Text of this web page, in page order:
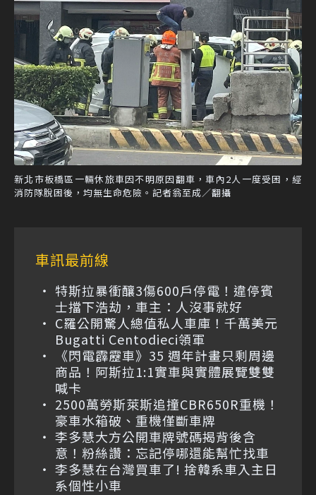
新北市板橋區一輛休旅車因不明原因翻車，車內2人一度受困，經
消防隊脫困後，均無生命危險。記者翁至成／翻攝
車訊最前線
特斯拉暴衝釀3傷600戶停電！違停賓
士擋下浩劫，車主：人沒事就好
C羅公開驚人總值私人車庫！千萬美元
Bugatti Centodieci領軍
《閃電霹靂車》35 週年計畫只剩周邊
商品！阿斯拉1:1實車與實體展覽雙雙
喊卡
2500萬勞斯萊斯追撞CBR650R重機！
豪車水箱破、重機僅斷車牌
李多慧大方公開車牌號碼揭背後含
意！粉絲讚：忘記停哪還能幫忙找車
李多慧在台灣買車了! 捨韓系車入主日
系個性小車